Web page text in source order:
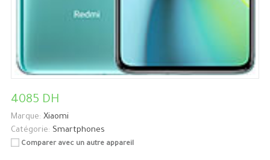
4085 DH
Marque: Xiaomi
Catégorie: Smartphones
Comparer avec un autre appareil